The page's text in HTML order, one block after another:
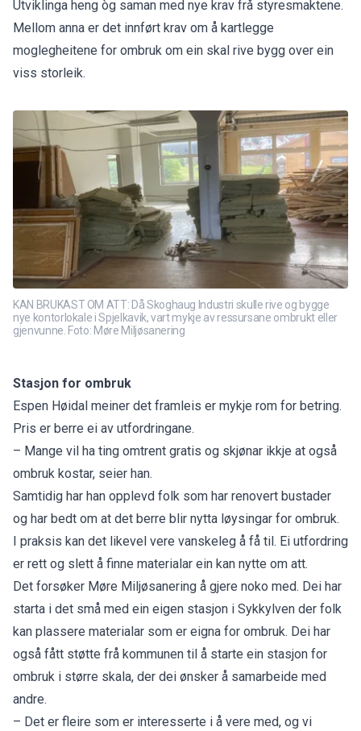
Utviklinga heng òg saman med nye krav frå styresmaktene.
Mellom anna er det innført krav om å kartlegge
moglegheitene for ombruk om ein skal rive bygg over ein
viss storleik.
KAN BRUKAST OM ATT: Då Skoghaug Industri skulle rive og bygge
nye kontorlokale i Spjelkavik, vart mykje av ressursane ombrukt eller
gjenvunne. Foto: Møre Miljøsanering
Stasjon for ombruk
Espen Høidal meiner det framleis er mykje rom for betring.
Pris er berre ei av utfordringane.
– Mange vil ha ting omtrent gratis og skjønar ikkje at også
ombruk kostar, seier han.
Samtidig har han opplevd folk som har renovert bustader
og har bedt om at det berre blir nytta løysingar for ombruk.
I praksis kan det likevel vere vanskeleg å få til. Ei utfordring
er rett og slett å finne materialar ein kan nytte om att.
Det forsøker Møre Miljøsanering å gjere noko med. Dei har
starta i det små med ein eigen stasjon i Sykkylven der folk
kan plassere materialar som er eigna for ombruk. Dei har
også fått støtte frå kommunen til å starte ein stasjon for
ombruk i større skala, der dei ønsker å samarbeide med
andre.
– Det er fleire som er interesserte i å vere med, og vi